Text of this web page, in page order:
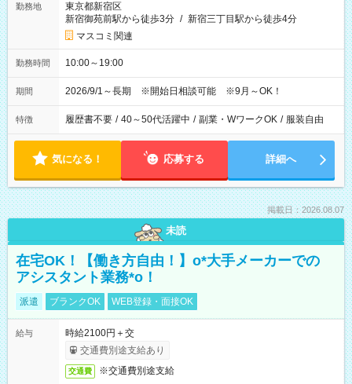
勤務地
東京都新宿区
新宿御苑前駅から徒歩3分 / 新宿三丁目駅から徒歩4分
マスコミ関連
勤務時間 10:00～19:00
期間 2026/9/1～長期 ※開始日相談可能 ※9月～OK！
特徴 履歴書不要 / 40～50代活躍中 / 副業・WワークOK / 服装自由
気になる！ 応募する 詳細へ
掲載日：2026.08.07
未読
在宅OK！【働き方自由！】o*大手メーカーでの
アシスタント業務*o！
派遣 ブランクOK WEB登録・面接OK
給与
時給2100円＋交
交通費別途支給あり
交通費 ※交通費別途支給